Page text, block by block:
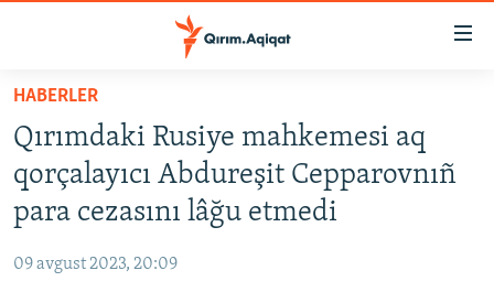
Esas
qaytmaq
Baş
navigatsiyağa
qaytmaq
Qıdıruvğa
qaytmaq
HABERLER
SİYASET
İQTİSADİYAT
MEDENİYET
HABERLER
Qırımdaki Rusiye mahkemesi aq
qorçalayıcı Abdureşit Cepparovnıñ
para cezasını lâğu etmedi
09 avgust 2023, 20:09